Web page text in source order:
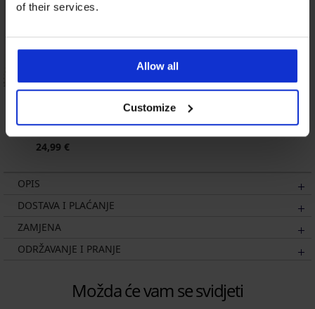
of their services.
Allow all
Customize
Grudnjak Bellinda
24,99 €
OPIS
DOSTAVA I PLAĆANJE
ZAMJENA
ODRŽAVANJE I PRANJE
Možda će vam se svidjeti